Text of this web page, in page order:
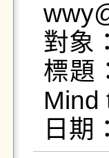
對象
標題
Mind